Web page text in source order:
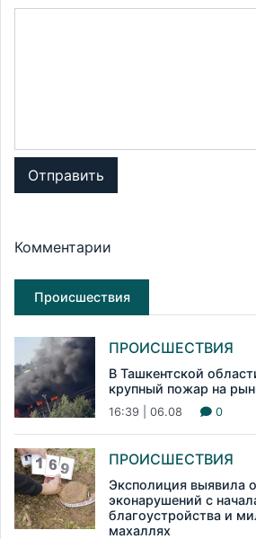
Отправить
Комментарии
Происшествия
ПРОИСШЕСТВИЯ
В Ташкентской
крупный пожар на
16:39 | 06.08 0
ПРОИСШЕСТВИЯ
Эксполиция выявила
эконарушений с
благоустройства и
махаллях